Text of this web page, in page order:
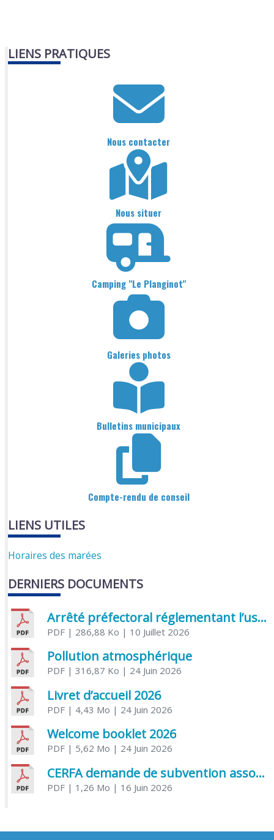
LIENS PRATIQUES
Nous contacter
Nous situer
Camping "Le Planginot"
Galeries photos
Bulletins municipaux
Compte-rendu de conseil
LIENS UTILES
Horaires des marées
DERNIERS DOCUMENTS
Arrêté préfectoral réglementant l’usage de l’eau
PDF| 286,88 Ko | 10 Juillet 2026
Pollution atmosphérique
PDF| 316,87 Ko | 24 Juin 2026
Livret d’accueil 2026
PDF| 4,43 Mo | 24 Juin 2026
Welcome booklet 2026
PDF| 5,62 Mo | 24 Juin 2026
CERFA demande de subvention association
PDF| 1,26 Mo | 16 Juin 2026